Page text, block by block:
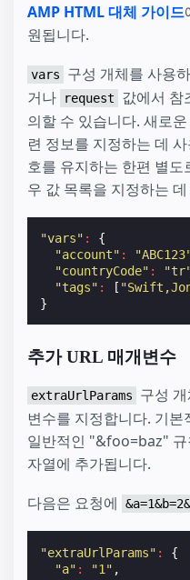
AMP HTML 대체 가이드
원됩니다.
vars
구성 개체를 사용
거나
request
값에서 참
의할 수 있습니다. 새로
련 정보를 지정하는 데
호를 유지하는 한편 별도
우 값 목록을 지정하는
"vars" :
{
"account" :
"countryCode" :
"tags" : [
}
추가 URL 매개변수
extraUrlParams
구성
변수를 지정합니다. 기
일반적인 "&foo=baz" 규
자열에 추가됩니다.
다음은 요청에
"extraUrlParams" :
{
"a" : "1" ,